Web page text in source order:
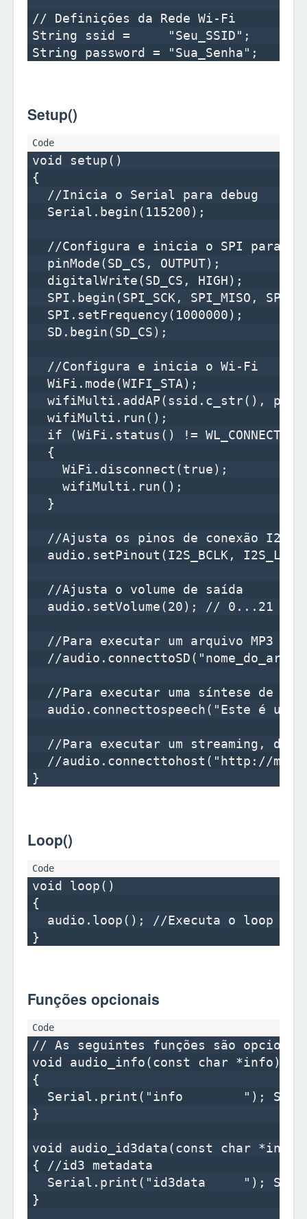
// Definições da Rede Wi-Fi
String ssid =     "Seu_SSID";
Setup()
void setup()
{
  //Inicia o Serial para debug
  Serial.begin(115200);
//Configura e inicia o SPI para
  pinMode(SD_CS, OUTPUT);
  digitalWrite(SD_CS, HIGH);
SPI.begin(SPI_SCK, SPI_MISO,
  SPI.setFrequency(1000000);
  SD.begin(SD_CS);
  //Configura e inicia o Wi-Fi
  WiFi.mode(WIFI_STA);
wifiMulti.addAP(ssid.c_str(),
  wifiMulti.run();
  if (WiFi.status() != WL_CONNECTED)
  {
    WiFi.disconnect(true);
    wifiMulti.run();
  }
  //Ajusta os pinos de conexão I2S
audio.setPinout(I2S_BCLK,
  //Ajusta o volume de saída
  audio.setVolume(20); // 0...21
//Para executar um arquivo MP3 no
//
//Para executar uma síntese de
audio.connecttospeech("Este é um
//Para executar um streaming,
//audio.connecttohost("http://
Loop()
void loop()
{
audio.loop(); //Executa o loop
Funções opcionais
// As seguintes funções são
void audio_info(const char *info)
{
Serial.print("info        ");
}
void audio_id3data(const char *info)
{ //id3 metadata
Serial.print("id3data     ");
}